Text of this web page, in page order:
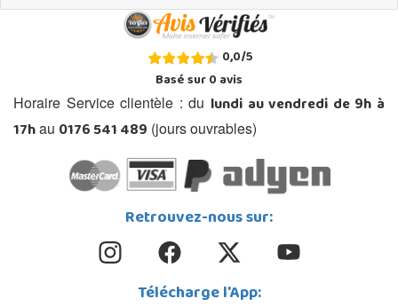
0,0/5
Basé sur0avis
Horaire Service clientèle : du lundi au vendredi de 9h à
17hau 0176 541 489 (jours ouvrables)
Retrouvez-nous sur:
Télécharge l'App: